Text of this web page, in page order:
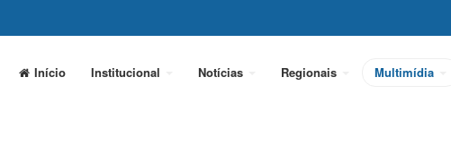
Início Institucional Notícias Regionais Multimídia